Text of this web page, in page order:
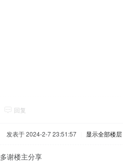
回复
发表于 2024-2-7 23:51:57 显示全部楼层
多谢楼主分享